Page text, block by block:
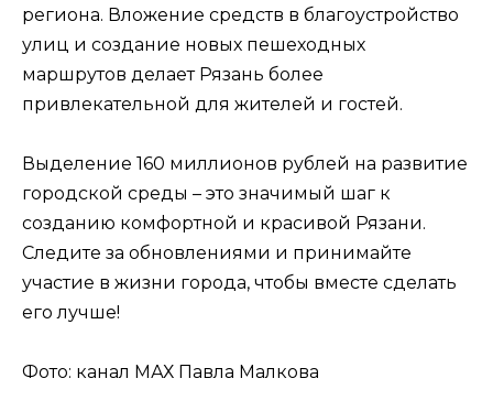
региона. Вложение средств в благоустройство
улиц и создание новых пешеходных
маршрутов делает Рязань более
привлекательной для жителей и гостей.
Выделение 160 миллионов рублей на развитие
городской среды – это значимый шаг к
созданию комфортной и красивой Рязани.
Следите за обновлениями и принимайте
участие в жизни города, чтобы вместе сделать
его лучше!
Фото: канал МАХ Павла Малкова